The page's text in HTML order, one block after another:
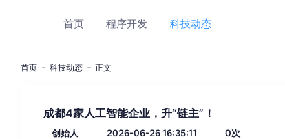
首页 程序开发
首页 科技动态 正文
成都4家人工智能企业，升“链主”！
创始人 2026-06-26 16:35:11 0次